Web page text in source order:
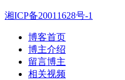
湘ICP备20011628号-1
博客首页
博主介绍
留言博主
相关视频